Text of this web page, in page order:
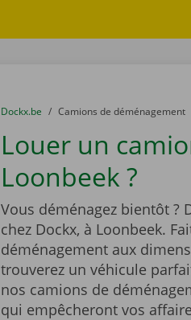
You are here:
du
Dockx.be to
Camions de déménagement
Louer un
Loonbeek ?
Vous déménagez bientôt ?
chez Dockx, à Loonbeek.
déménagement aux
trouverez un véhicule
nos camions de
qui empêcheront vos